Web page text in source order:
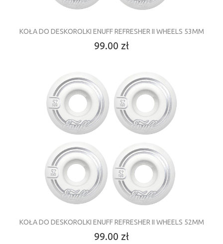
KOŁA DO DESKOROLKI ENUFF REFRESHER II WHEELS 53MM
99.00 zł
KOŁA DO DESKOROLKI ENUFF REFRESHER II WHEELS 52MM
99.00 zł